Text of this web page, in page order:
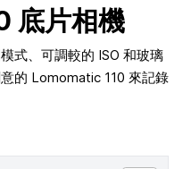
底片相機
式、可調較的 ISO 和玻璃
的 Lomomatic 110 來記錄